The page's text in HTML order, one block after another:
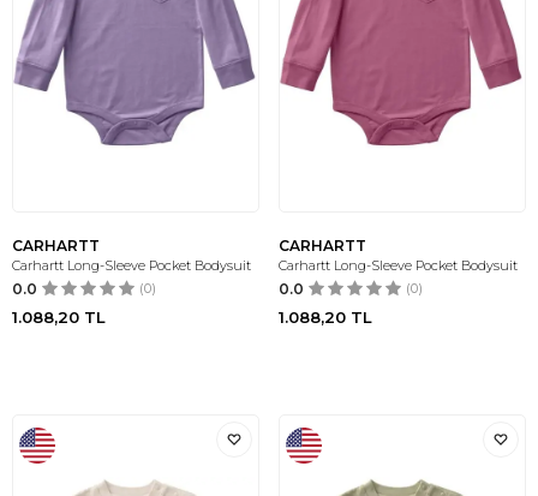
CARHARTT
Carhartt Long-Sleeve Pocket Bodysuit
0.0 (0)
1.088,20 TL
CARHARTT
Carhartt Long-Sleeve Pocket Bodysuit
0.0 (0)
1.088,20 TL